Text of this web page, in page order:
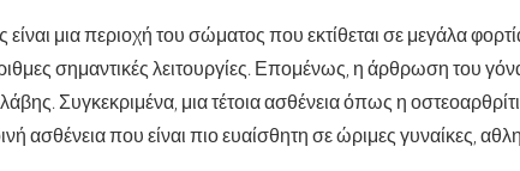
μια περιοχή του σώματος που εκτίθεται σε μεγάλα
σημαντικές λειτουργίες. Επομένως, η άρθρωση του
Συγκεκριμένα, μια τέτοια ασθένεια όπως η
ασθένεια που είναι πιο ευαίσθητη σε ώριμες γυναίκες,